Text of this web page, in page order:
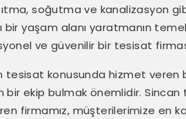
soğutma ve kanalizasyon
bir yaşam alanı yaratmanın
ve güvenilir bir tesisat
tesisat konusunda hizmet veren
bir ekip bulmak önemlidir.
firmamız, müşterilerimize en